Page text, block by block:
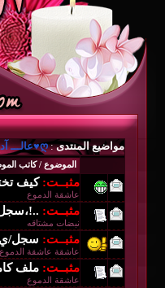
مواضيع المنتدى:ღ♥عالـــ آدم ــــــــــم♥ღ
الموضوع /كاتب
مثبــت: كيف
عاشقة الدموع
مثبــت:
نبضات مشتاقه
مثبــت: سجل/ي
عاشقة عاشقة الدموع
مثبــت: ملف
عاشقة الدموع